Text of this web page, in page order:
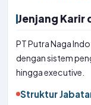
Jenjang Karir
PT Putra Naga
dengan sistem
hingga executive.
Struktur